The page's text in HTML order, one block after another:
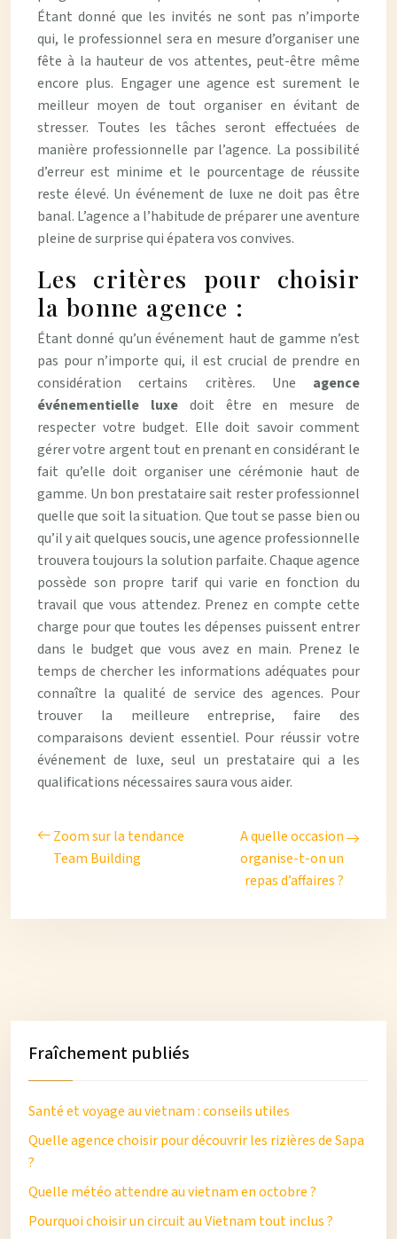
Étant donné que les invités ne sont pas n’importe
qui, le professionnel sera en mesure d’organiser une
fête à la hauteur de vos attentes, peut-être même
encore plus. Engager une agence est surement le
meilleur moyen de tout organiser en évitant de
stresser. Toutes les tâches seront effectuées de
manière professionnelle par l’agence. La possibilité
d’erreur est minime et le pourcentage de réussite
reste élevé. Un événement de luxe ne doit pas être
banal. L’agence a l’habitude de préparer une aventure
pleine de surprise qui épatera vos convives.
Les critères pour choisir
la bonne agence :
Étant donné qu’un événement haut de gamme n’est
pas pour n’importe qui, il est crucial de prendre en
considération certains critères. Une agence
événementielle luxedoit être en mesure de
respecter votre budget. Elle doit savoir comment
gérer votre argent tout en prenant en considérant le
fait qu’elle doit organiser une cérémonie haut de
gamme. Un bon prestataire sait rester professionnel
quelle que soit la situation. Que tout se passe bien ou
qu’il y ait quelques soucis, une agence professionnelle
trouvera toujours la solution parfaite. Chaque agence
possède son propre tarif qui varie en fonction du
travail que vous attendez. Prenez en compte cette
charge pour que toutes les dépenses puissent entrer
dans le budget que vous avez en main. Prenez le
temps de chercher les informations adéquates pour
connaître la qualité de service des agences. Pour
trouver la meilleure entreprise, faire des
comparaisons devient essentiel. Pour réussir votre
événement de luxe, seul un prestataire qui a les
qualifications nécessaires saura vous aider.
Zoom sur la tendance
Team Building
A quelle occasion
organise-t-on un
repas d’affaires ?
Fraîchement publiés
Santé et voyage au vietnam : conseils utiles
Quelle agence choisir pour découvrir les rizières de Sapa
?
Quelle météo attendre au vietnam en octobre ?
Pourquoi choisir un circuit au Vietnam tout inclus ?